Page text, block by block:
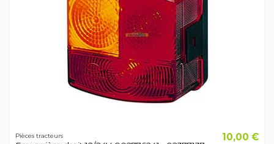
Pièces tracteurs 10,00 €